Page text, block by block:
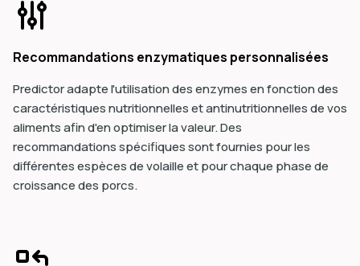
Recommandations enzymatiques personnalisées
Predictor adapte l'utilisation des enzymes en fonction des
caractéristiques nutritionnelles et antinutritionnelles de vos
aliments afin d'en optimiser la valeur. Des
recommandations spécifiques sont fournies pour les
différentes espèces de volaille et pour chaque phase de
croissance des porcs.